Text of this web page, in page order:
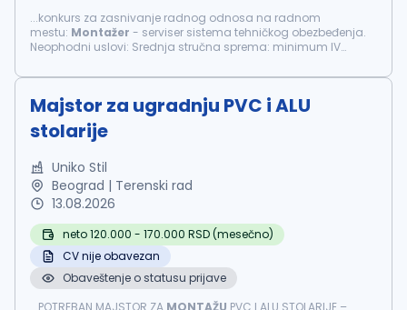
...konkurs za zasnivanje radnog odnosa na radnom
mestu: Montažer - serviser sistema tehničkog obezbeđenja.
Neophodni uslovi: Srednja stručna sprema: minimum IV
sistema tehničkog...
Majstor za ugradnju PVC i ALU
stolarije
Uniko Stil
Beograd | Terenski rad
13.08.2026
neto 120.000 - 170.000 RSD (mesečno)
CV nije obavezan
Obaveštenje o statusu prijave
...POTREBAN MAJSTOR ZA MONTAŽU PVC I ALU STOLARIJE –